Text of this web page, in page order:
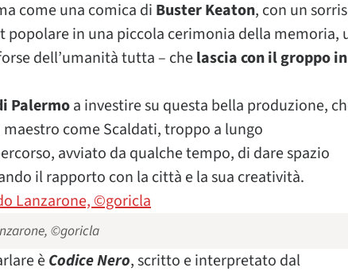
come una comica di Buster Keaton, con un
popolare in una piccola cerimonia della memoria,
dell’umanità tutta – chelascia con il groppo in
Palermoa investire su questa bella produzione,
come Scaldati, troppo a lungo
avviato da qualche tempo, di dare spazio
il rapporto con la città e la sua creatività.
©goricla
èCodice Nero, scritto e interpretato dal